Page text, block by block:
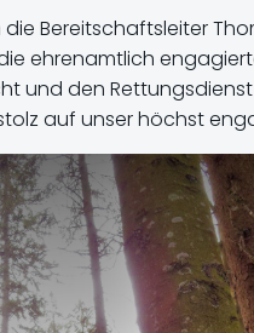
Bereitschaftsleiter
ehrenamtlich
und den
auf unser höchst